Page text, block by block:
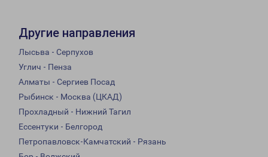
Другие направления
Лысьва - Серпухов
Углич - Пенза
Алматы - Сергиев Посад
Рыбинск - Москва (ЦКАД)
Прохладный - Нижний Тагил
Ессентуки - Белгород
Петропавловск-Камчатский - Рязань